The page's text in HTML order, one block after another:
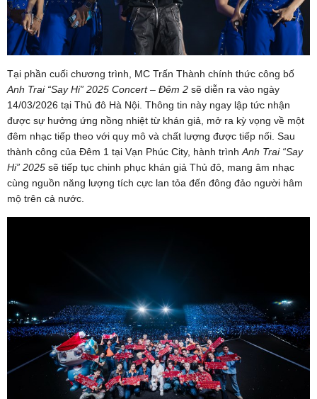
Tại phần cuối chương trình, MC Trấn Thành chính thức công bố
Anh Trai “Say Hi” 2025 Concert – Đêm 2 sẽ diễn ra vào ngày
14/03/2026 tại Thủ đô Hà Nội. Thông tin này ngay lập tức nhận
được sự hưởng ứng nồng nhiệt từ khán giả, mở ra kỳ vọng về một
đêm nhạc tiếp theo với quy mô và chất lượng được tiếp nối. Sau
thành công của Đêm 1 tại Vạn Phúc City, hành trình Anh Trai “Say
Hi” 2025 sẽ tiếp tục chinh phục khán giả Thủ đô, mang âm nhạc
cùng nguồn năng lượng tích cực lan tỏa đến đông đảo người hâm
mộ trên cả nước.